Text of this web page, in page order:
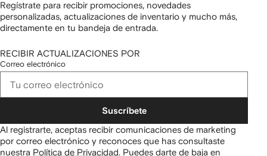
Regístrate para recibir promociones, novedades
personalizadas, actualizaciones de inventario y mucho más,
directamente en tu bandeja de entrada.
RECIBIR ACTUALIZACIONES POR
Correo electrónico
Suscríbete
Al registrarte, aceptas recibir comunicaciones de marketing
por correo electrónico y reconoces que has consultaste
nuestra Política de Privacidad. Puedes darte de baja en